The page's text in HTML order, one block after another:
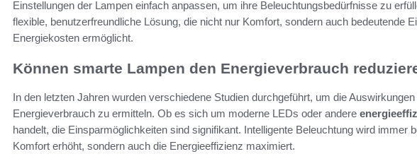
Einstellungen der Lampen einfach anpassen, um ihre Beleuchtungsbedürfnisse zu
flexible, benutzerfreundliche Lösung, die nicht nur Komfort, sondern auch bedeutende
Energiekosten ermöglicht.
Können smarte Lampen den Energieverbrauch
In den letzten Jahren wurden verschiedene Studien durchgeführt, um die
Energieverbrauch zu ermitteln. Ob es sich um moderne LEDs oder andere
handelt, die Einsparmöglichkeiten sind signifikant. Intelligente Beleuchtung wird immer
Komfort erhöht, sondern auch die Energieeffizienz maximiert.